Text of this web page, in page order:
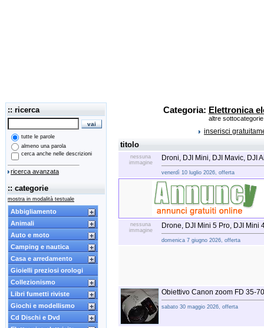
:: ricerca
tutte le parole
almeno una parola
cerca anche nelle descrizioni
ricerca avanzata
:: categorie
mostra in modalità testuale
Abbigliamento
Animali
Auto e moto
Camping e nautica
Casa e arredamento
Gioielli preziosi orologi
Collezionismo
Libri fumetti riviste
Giochi e modellismo
Cd Dischi e Dvd
Categoria: Elettronica
altre
inserisci
titolo
nessuna
immagine
Droni, DJI Mini, DJI Mavic, DJI
venerdì 10 luglio 2026, offerta
nessuna
immagine
Drone, DJI Mini 5 Pro, DJI Mini
domenica 7 giugno 2026, offerta
Obiettivo Canon zoom FD 35-
sabato 30 maggio 2026, offerta